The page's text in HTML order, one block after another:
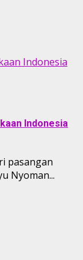
Indonesia
Indonesia
pasangan
Nyoman...